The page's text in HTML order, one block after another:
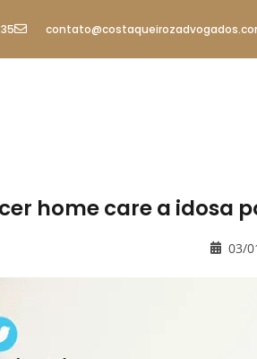
home care a idosa
03/